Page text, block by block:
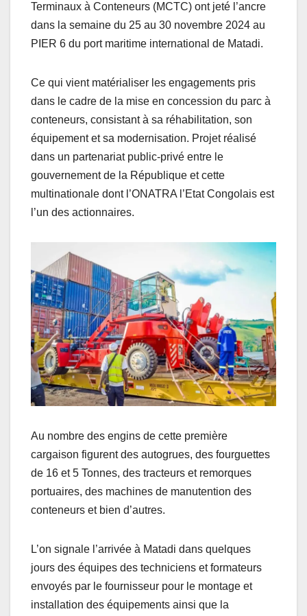
Terminaux à Conteneurs (MCTC) ont jeté l’ancre
dans la semaine du 25 au 30 novembre 2024 au
PIER 6 du port maritime international de Matadi.
Ce qui vient matérialiser les engagements pris
dans le cadre de la mise en concession du parc à
conteneurs, consistant à sa réhabilitation, son
équipement et sa modernisation. Projet réalisé
dans un partenariat public-privé entre le
gouvernement de la République et cette
multinationale dont l’ONATRA l’Etat Congolais est
l’un des actionnaires.
Au nombre des engins de cette première
cargaison figurent des autogrues, des fourguettes
de 16 et 5 Tonnes, des tracteurs et remorques
portuaires, des machines de manutention des
conteneurs et bien d’autres.
L’on signale l’arrivée à Matadi dans quelques
jours des équipes des techniciens et formateurs
envoyés par le fournisseur pour le montage et
installation des équipements ainsi que la